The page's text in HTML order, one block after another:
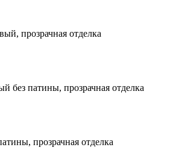
прозрачная отделка
без патины, прозрачная отделка
прозрачная отделка